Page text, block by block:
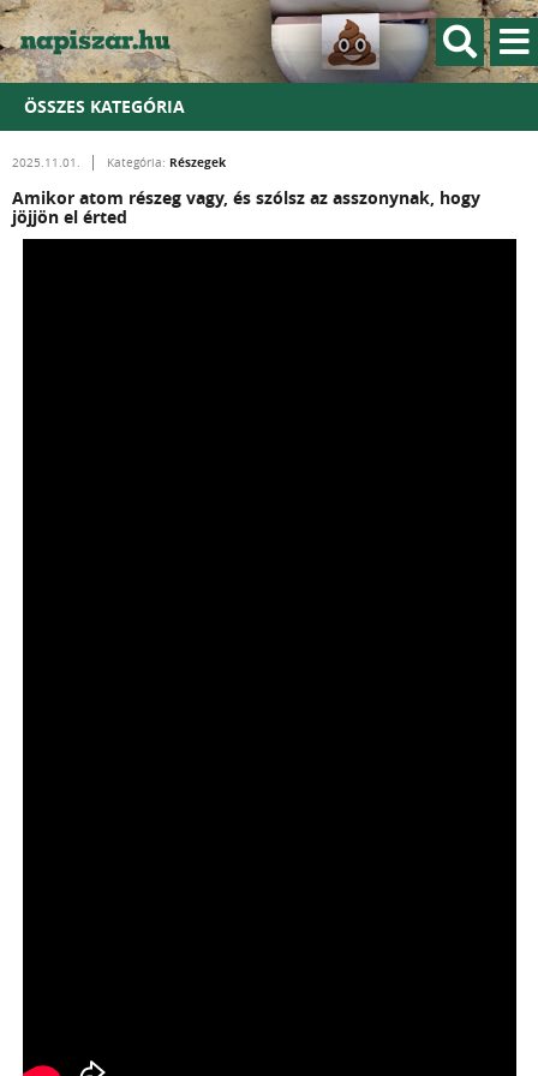
ÖSSZES KATEGÓRIA
2025.11.01. Kategória: Részegek
Amikor atom részeg vagy, és szólsz az asszonynak, hogy
jöjjön el érted